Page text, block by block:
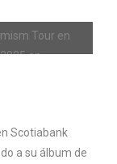
Tour en
en
Scotiabank
a su álbum de